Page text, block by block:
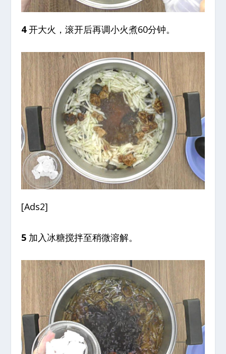
4开大火，滚开后再调小火煮60分钟。
[Ads2]
5 加入冰糖搅拌至稍微溶解。